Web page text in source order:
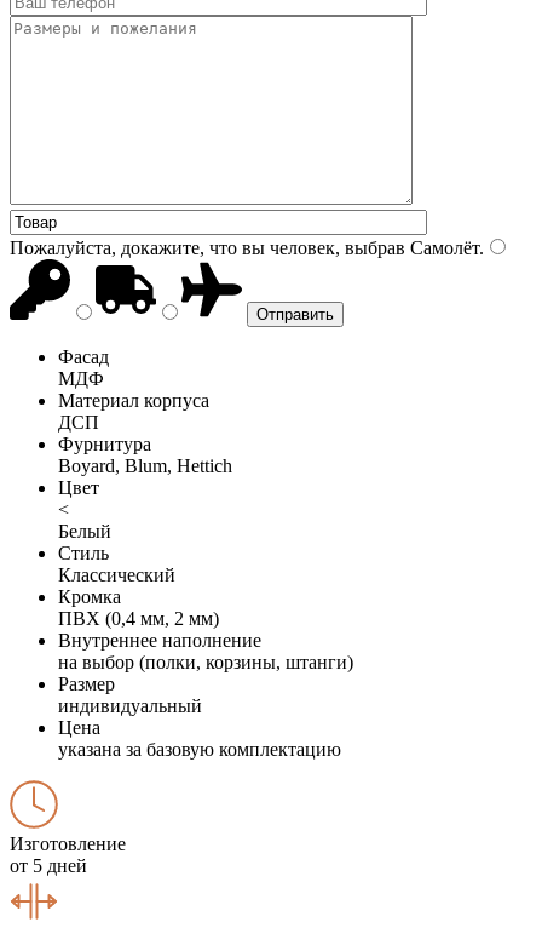
Пожалуйста, докажите, что вы человек, выбрав Самолёт.
Фасад
МДФ
Материал корпуса
ДСП
Фурнитура
Boyard, Blum, Hettich
Цвет
<
Белый
Стиль
Классический
Кромка
ПВХ (0,4 мм, 2 мм)
Внутреннее наполнение
на выбор (полки, корзины, штанги)
Размер
индивидуальный
Цена
указана за базовую комплектацию
Изготовление
от 5 дней